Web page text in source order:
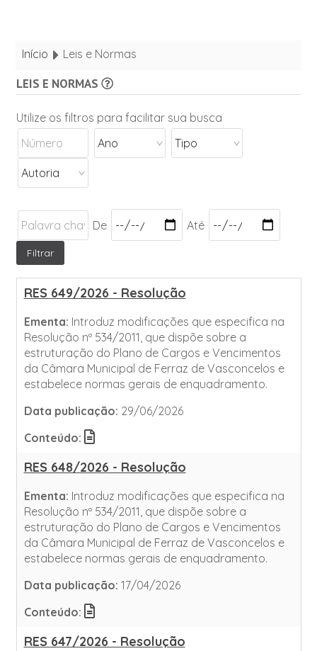
Início Leis e Normas
LEIS E NORMAS
Utilize os filtros para facilitar sua busca
De Até
RES 649/2026 - Resolução
Ementa: Introduz modificações que especifica na
Resolução nº 534/2011, que dispõe sobre a
estruturação do Plano de Cargos e Vencimentos
da Câmara Municipal de Ferraz de Vasconcelos e
estabelece normas gerais de enquadramento.
Data publicação: 29/06/2026
Conteúdo:
RES 648/2026 - Resolução
Ementa: Introduz modificações que especifica na
Resolução nº 534/2011, que dispõe sobre a
estruturação do Plano de Cargos e Vencimentos
da Câmara Municipal de Ferraz de Vasconcelos e
estabelece normas gerais de enquadramento.
Data publicação: 17/04/2026
Conteúdo:
RES 647/2026 - Resolução